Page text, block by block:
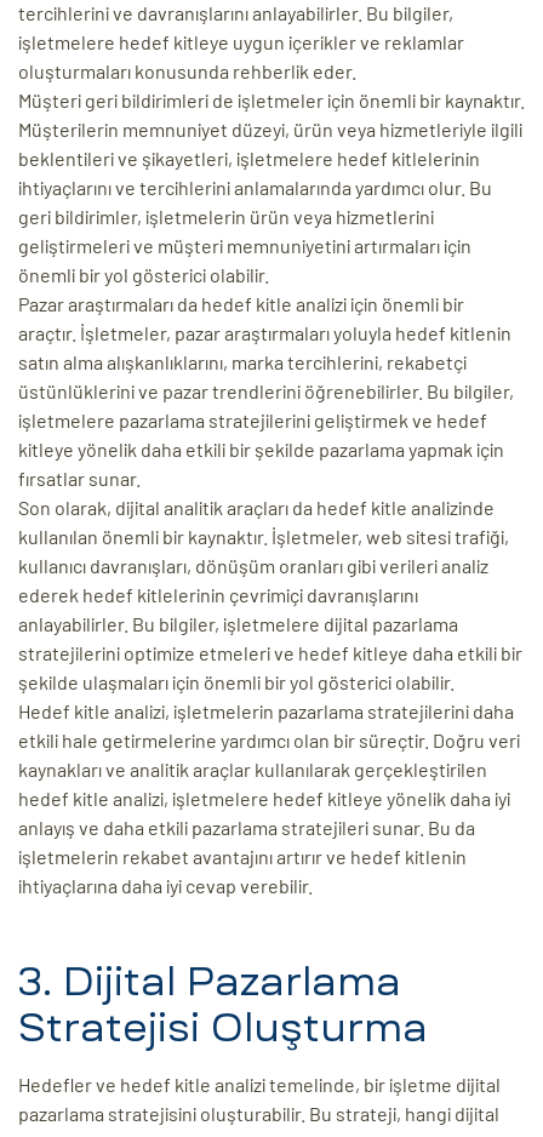
tercihlerini ve davranışlarını anlayabilirler. Bu bilgiler,
işletmelere hedef kitleye uygun içerikler ve reklamlar
oluşturmaları konusunda rehberlik eder.
Müşteri geri bildirimleri de işletmeler için önemli bir kaynaktır.
Müşterilerin memnuniyet düzeyi, ürün veya hizmetleriyle ilgili
beklentileri ve şikayetleri, işletmelere hedef kitlelerinin
ihtiyaçlarını ve tercihlerini anlamalarında yardımcı olur. Bu
geri bildirimler, işletmelerin ürün veya hizmetlerini
geliştirmeleri ve müşteri memnuniyetini artırmaları için
önemli bir yol gösterici olabilir.
Pazar araştırmaları da hedef kitle analizi için önemli bir
araçtır. İşletmeler, pazar araştırmaları yoluyla hedef kitlenin
satın alma alışkanlıklarını, marka tercihlerini, rekabetçi
üstünlüklerini ve pazar trendlerini öğrenebilirler. Bu bilgiler,
işletmelere pazarlama stratejilerini geliştirmek ve hedef
kitleye yönelik daha etkili bir şekilde pazarlama yapmak için
fırsatlar sunar.
Son olarak, dijital analitik araçları da hedef kitle analizinde
kullanılan önemli bir kaynaktır. İşletmeler, web sitesi trafiği,
kullanıcı davranışları, dönüşüm oranları gibi verileri analiz
ederek hedef kitlelerinin çevrimiçi davranışlarını
anlayabilirler. Bu bilgiler, işletmelere dijital pazarlama
stratejilerini optimize etmeleri ve hedef kitleye daha etkili bir
şekilde ulaşmaları için önemli bir yol gösterici olabilir.
Hedef kitle analizi, işletmelerin pazarlama stratejilerini daha
etkili hale getirmelerine yardımcı olan bir süreçtir. Doğru veri
kaynakları ve analitik araçlar kullanılarak gerçekleştirilen
hedef kitle analizi, işletmelere hedef kitleye yönelik daha iyi
anlayış ve daha etkili pazarlama stratejileri sunar. Bu da
işletmelerin rekabet avantajını artırır ve hedef kitlenin
ihtiyaçlarına daha iyi cevap verebilir.
3. Dijital Pazarlama
Stratejisi Oluşturma
Hedefler ve hedef kitle analizi temelinde, bir işletme dijital
pazarlama stratejisini oluşturabilir. Bu strateji, hangi dijital